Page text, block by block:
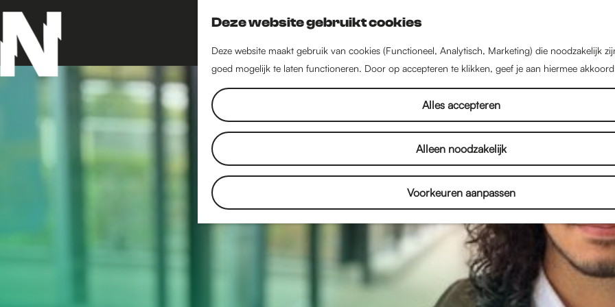
Deze website gebruikt cookies
Deze website maakt gebruik van cookies (Functioneel, Analytisch, Marketing) die noodzakelijk
goed mogelijk te laten functioneren. Door op accepteren te klikken, geef je aan hiermee
Alles accepteren
Alleen noodzakelijk
Voorkeuren aanpassen